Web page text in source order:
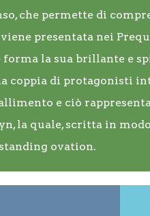
che permette di
presentata nei
la sua brillante e
coppia di protagonisti
e ciò
la quale, scritta in
ovation.